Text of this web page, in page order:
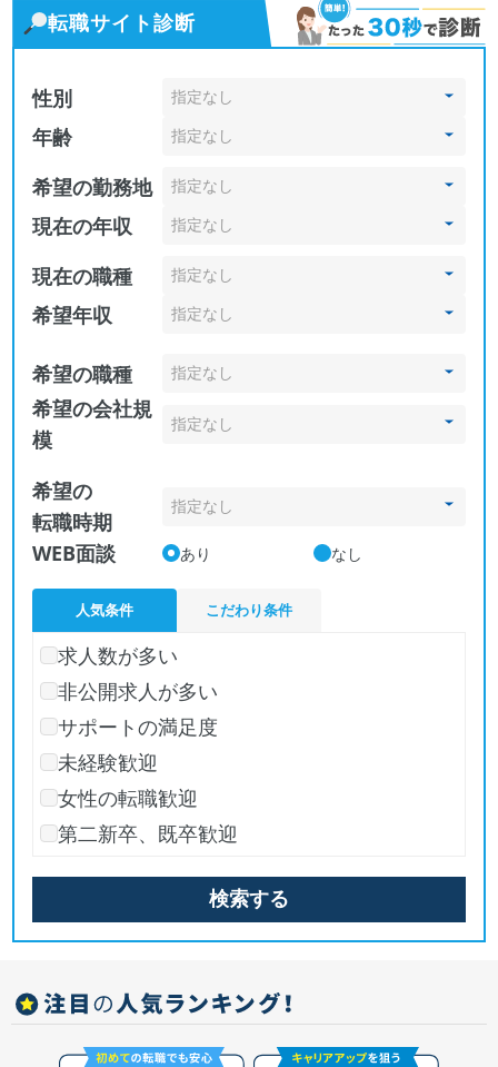
転職サイト診断
性別
年齢
希望の勤務地
現在の年収
現在の職種
希望年収
希望の職種
希望の会社規
模
希望の
転職時期
WEB面談
あり なし
人気条件 こだわり条件
求人数が多い
非公開求人が多い
サポートの満足度
未経験歓迎
女性の転職歓迎
第二新卒、既卒歓迎